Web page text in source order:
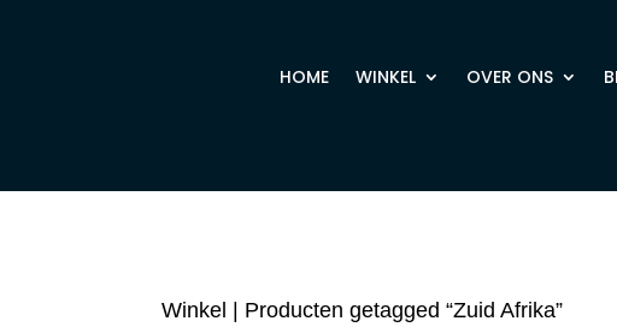
HOME WINKEL OVER ONS
Winkel | Producten getagged “Zuid Afrika”